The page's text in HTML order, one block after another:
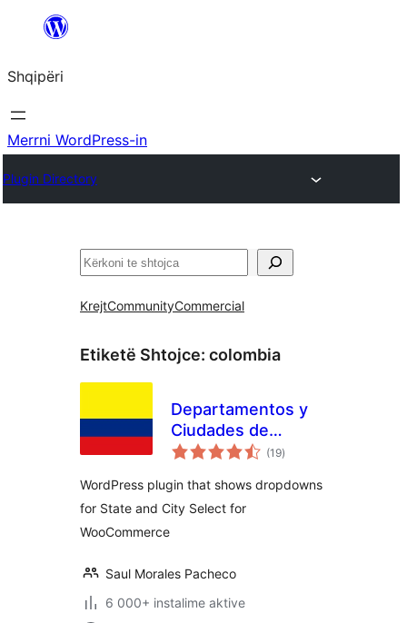
Hidhu
lënda
Shqipëri
Merrni WordPress-in
Plugin Directory
Kërko
KrejtCommunityCommercial
Etiketë Shtojce: colombia
Departamentos y
Ciudades de
Colombia para
(19vlerësime
gjithsej
)
WordPress plugin that shows dropdowns
for State and City Select for
WooCommerce
Saul Morales Pacheco
6 000+ instalime aktive